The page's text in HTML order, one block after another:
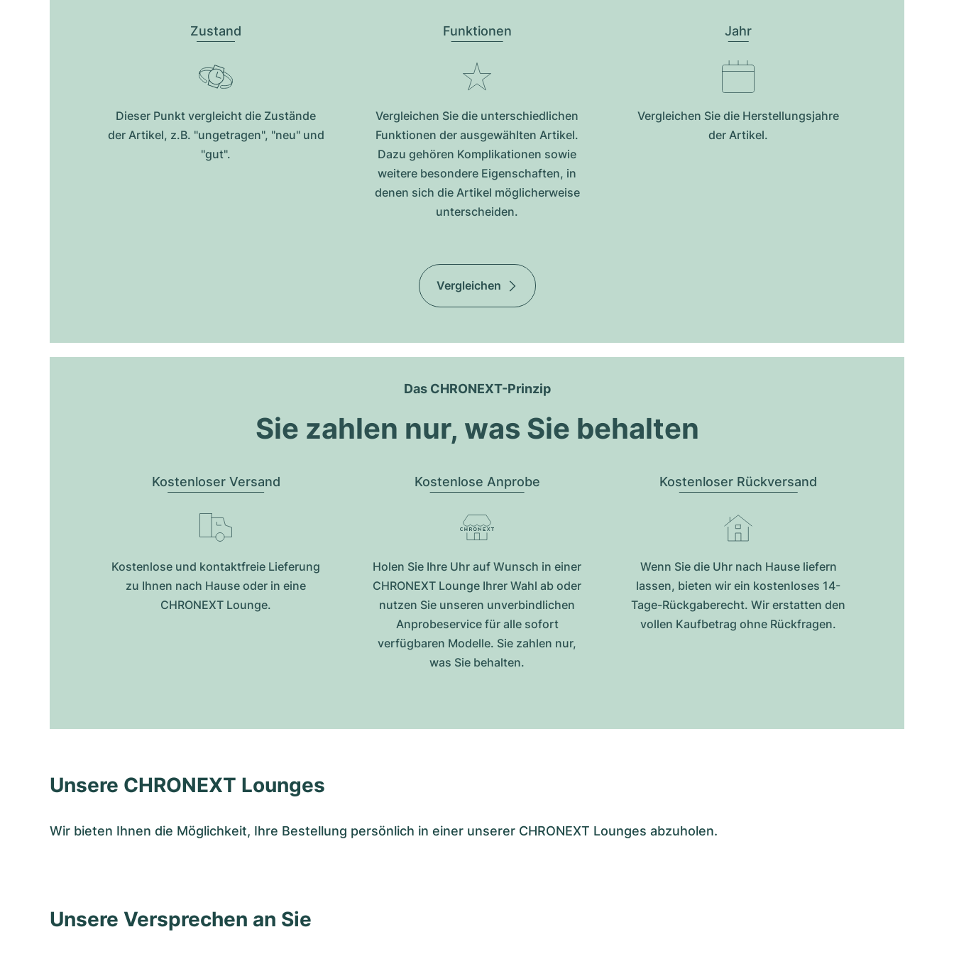
Zustand
Dieser Punkt vergleicht die Zustände
der Artikel, z.B. "ungetragen", "neu" und
"gut".
Funktionen
Vergleichen Sie die unterschiedlichen
Funktionen der ausgewählten Artikel.
Dazu gehören Komplikationen sowie
weitere besondere Eigenschaften, in
denen sich die Artikel möglicherweise
unterscheiden.
Jahr
Vergleichen Sie die Herstellungsjahre
der Artikel.
Vergleichen
Das CHRONEXT-Prinzip
Sie zahlen nur, was Sie behalten
Kostenloser Versand
Kostenlose und kontaktfreie Lieferung
zu Ihnen nach Hause oder in eine
CHRONEXT Lounge.
Kostenlose Anprobe
Holen Sie Ihre Uhr auf Wunsch in einer
CHRONEXT Lounge Ihrer Wahl ab oder
nutzen Sie unseren unverbindlichen
Anprobeservice für alle sofort
verfügbaren Modelle. Sie zahlen nur,
was Sie behalten.
Kostenloser Rückversand
Wenn Sie die Uhr nach Hause liefern
lassen, bieten wir ein kostenloses 14-
Tage-Rückgaberecht. Wir erstatten den
vollen Kaufbetrag ohne Rückfragen.
Unsere CHRONEXT Lounges
Wir bieten Ihnen die Möglichkeit, Ihre Bestellung persönlich in einer unserer CHRONEXT Lounges abzuholen.
Unsere Versprechen an Sie